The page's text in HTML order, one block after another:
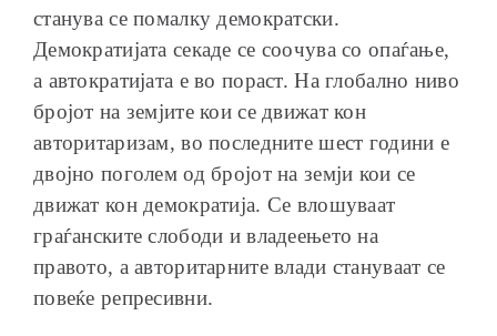
станува се помалку демократски.
Демократијата секаде се соочува со опаѓање,
а автократијата е во пораст. На глобално ниво
бројот на земјите кои се движат кон
авторитаризам, во последните шест години е
двојно поголем од бројот на земји кои се
движат кон демократија. Се влошуваат
граѓанските слободи и владеењето на
правото, а авторитарните влади стануваат се
повеќе репресивни.